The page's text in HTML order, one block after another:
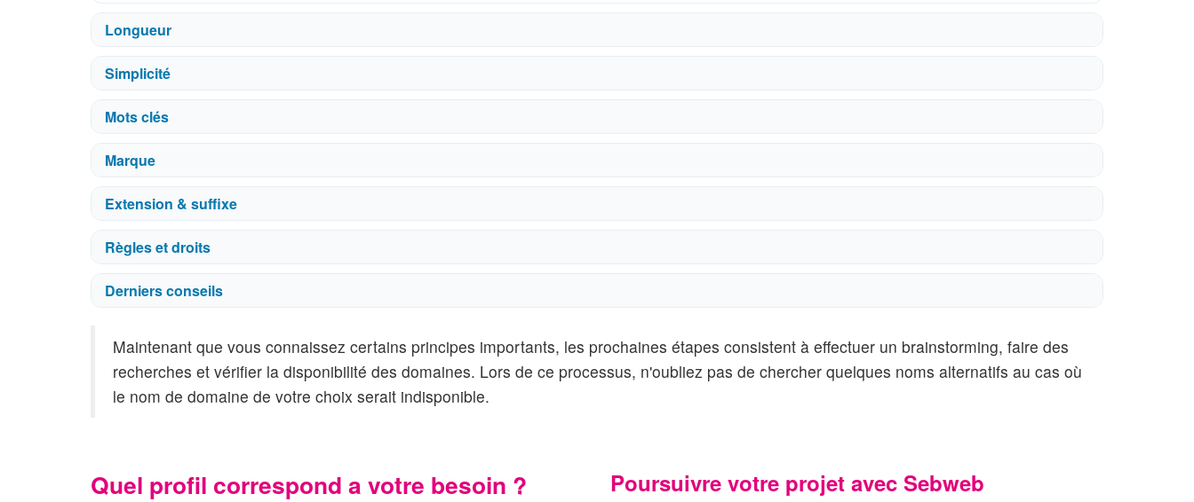
Longueur
Simplicité
Mots clés
Marque
Extension & suffixe
Règles et droits
Derniers conseils
Maintenant que vous connaissez certains principes importants, les prochaines étapes consistent à effectuer un brainstorming, faire des
recherches et vérifier la disponibilité des domaines. Lors de ce processus, n'oubliez pas de chercher quelques noms alternatifs au cas où
le nom de domaine de votre choix serait indisponible.
Quel profil correspond a votre besoin ? Poursuivre votre projet avec Sebweb